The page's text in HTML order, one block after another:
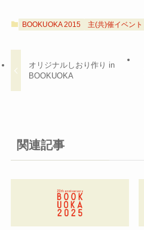
BOOKUOKA 2015 主(共)催イベント
オリジナルしおり作り in
BOOKUOKA
関連記事